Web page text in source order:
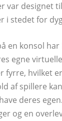
var designet
i stedet for
en konsol
egne
fyrre, hvilket
af spillere
deres
og en